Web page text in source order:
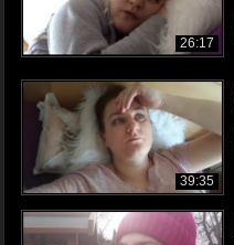
26:17
39:35